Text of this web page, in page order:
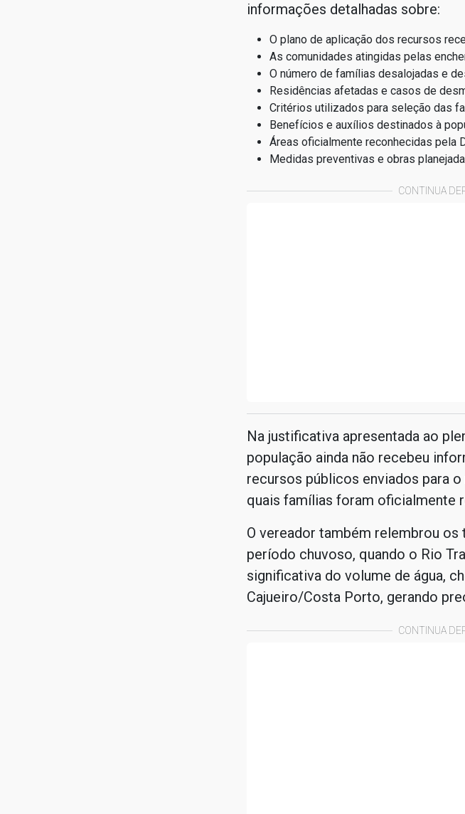
informações detalhadas sobre:
O plano de aplicação dos recursos
As comunidades atingidas pelas
O número de famílias desalojadas e
Residências afetadas e casos de
Critérios utilizados para seleção das
Benefícios e auxílios destinados à
Áreas oficialmente reconhecidas pela
Medidas preventivas e obras
CONTINUA
Na justificativa apresentada ao
população ainda não recebeu
recursos públicos enviados para
quais famílias foram oficialmente
O vereador também relembrou
período chuvoso, quando o Rio
significativa do volume de água,
Cajueiro/Costa Porto, gerando
CONTINUA